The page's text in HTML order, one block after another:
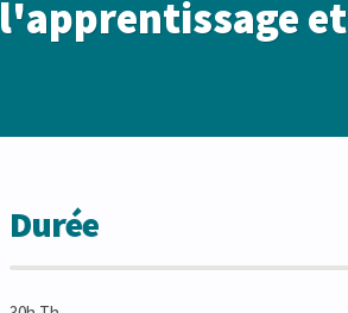
l'apprentissage
Durée